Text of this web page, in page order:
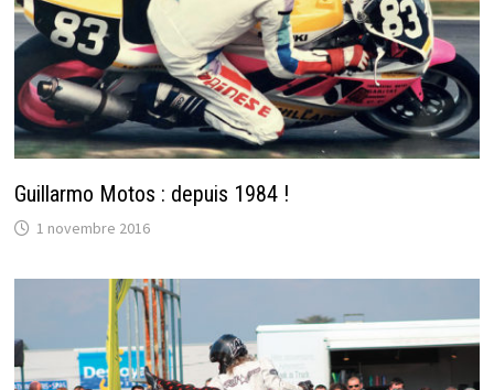
Guillarmo Motos : depuis 1984 !
1 novembre 2016